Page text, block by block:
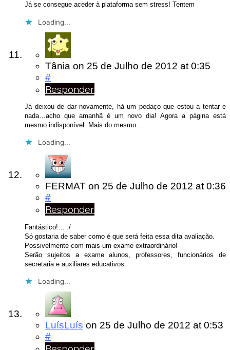
Já se consegue aceder à plataforma sem stress! Tentem
Loading...
Tânia on 25 de Julho de 2012 at 0:35
#
Responder
Já deixou de dar novamente, há um pedaço que estou a tentar e
nada…acho que amanhã é um novo dia! Agora a página está
mesmo indisponível. Mais do mesmo…
Loading...
FERMAT on 25 de Julho de 2012 at 0:36
#
Responder
Fantástico!… :/
Só gostaria de saber como é que será feita essa dita avaliação.
Possivelmente com mais um exame extraordinário!
Serão sujeitos a exame alunos, professores, funcionários de
secretaria e auxiliares educativos.
Loading...
LuísLuís on 25 de Julho de 2012 at 0:53
#